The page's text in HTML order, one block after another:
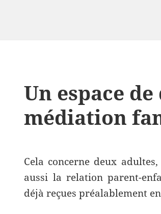
Un espace
médiation
Cela concerne deux
aussi la relation parent-
déjà reçues préalablement